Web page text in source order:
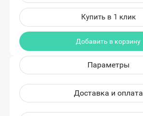
Добавить в корзину
Купить в 1 клик
Параметры
Доставка и оплата